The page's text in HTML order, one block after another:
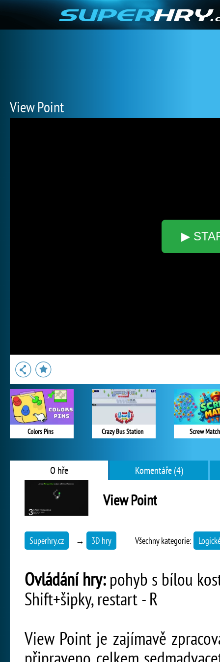
View Point
▶
Colors Pins Crazy Bus Station Screw Match
O hře Komentáře (4)
View Point
Superhry.cz → 3D hry Všechny kategorie:
Ovládání hry:pohyb s bílou
Shift+šipky, restart - R
View Point je zajímavě